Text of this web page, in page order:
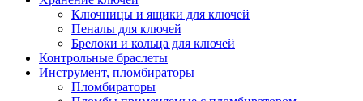
Ключницы и ящики для ключей
Пеналы для ключей
Брелоки и кольца для ключей
Контрольные браслеты
Инструмент, пломбираторы
Пломбираторы